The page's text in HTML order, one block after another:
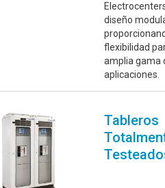
diseño
flexibilidad
amplia gama
aplicaciones.
Tableros